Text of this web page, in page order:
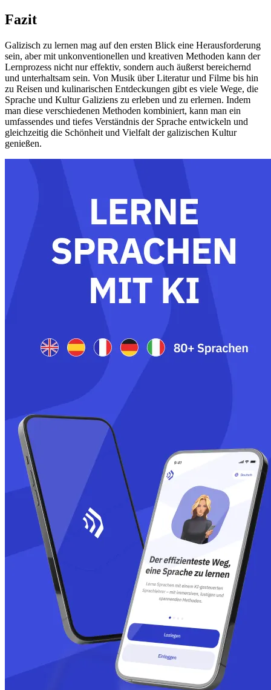
Fazit
Galizisch zu lernen mag auf den ersten Blick eine Herausforderung
sein, aber mit unkonventionellen und kreativen Methoden kann der
Lernprozess nicht nur effektiv, sondern auch äußerst bereichernd
und unterhaltsam sein. Von Musik über Literatur und Filme bis hin
zu Reisen und kulinarischen Entdeckungen gibt es viele Wege, die
Sprache und Kultur Galiziens zu erleben und zu erlernen. Indem
man diese verschiedenen Methoden kombiniert, kann man ein
umfassendes und tiefes Verständnis der Sprache entwickeln und
gleichzeitig die Schönheit und Vielfalt der galizischen Kultur
genießen.